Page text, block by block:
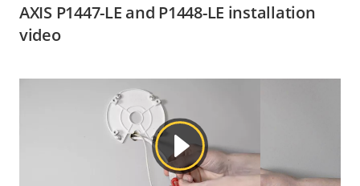
AXIS P1447-LE and P1448-LE installation
video